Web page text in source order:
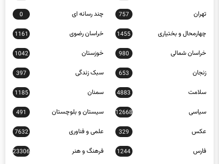
تهران 757 چند رسانه ای 0
چهارمحال و بختیاری 1455 خراسان رضوی 1161
خراسان شمالی 980 خوزستان 1042
زنجان 653 سبک زندگی 397
سلامت 4883 سمنان 1185
سیاسی 12668 سیستان و بلوچستان 491
عکس 329 علمی و فناوری 7632
فارس 1244 فرهنگ و هنر 23306